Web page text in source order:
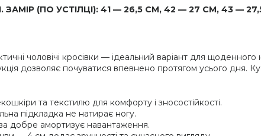
ЗАМІР (ПО УСТІЛЦІ): 41 — 26,5 СМ, 42 — 27 СМ, 43 —
чоловічі кросівки — ідеальний варіант для
дозволяє почуватися впевнено протягом усього дня.
та текстилю для комфорту і зносостійкості.
підкладка не натирає ногу.
добре амортизує навантаження.